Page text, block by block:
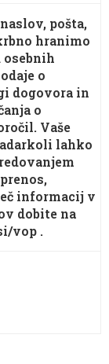
pošta,
hranimo
osebnih
o
dogovora in
o
Vaše
lahko
informacij v
dobite na
vop .